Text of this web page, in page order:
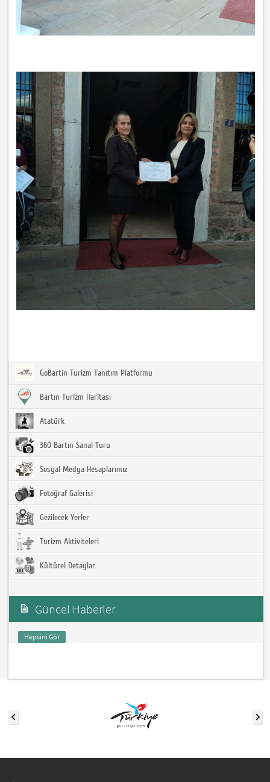
GoBartin Turizm Tanıtım Platformu
Bartın Turizm Haritası
Atatürk
360 Bartın Sanal Turu
Sosyal Medya Hesaplarımız
Fotoğraf Galerisi
Gezilecek Yerler
Turizm Aktiviteleri
Kültürel Detaylar
Güncel Haberler
Hepsini Gör